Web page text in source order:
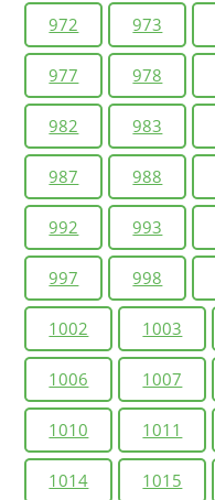
972 973
977 978
982 983
987 988
992 993
997 998
1002 1003
1006 1007
1010 1011
1014 1015